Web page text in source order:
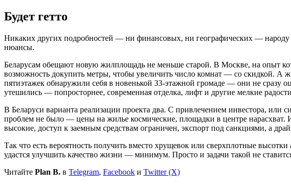
Будет гетто
Никаких других подробностей — ни финансовых, ни географических —
нюансы.
Беларусам обещают новую жилплощадь не меньше старой. В Москве, на опыт
возможность докупить метры, чтобы увеличить число комнат — со скидкой.
пятиэтажек обнаружили себя в новенькой 33-этажной громаде — они не сразу
утешились — попросторнее, современная отделка, лифт и другие мелкие
В Беларуси варианта реализации проекта два. С привлечением инвестора,
проблем не было — цены на жилье космические, площадки в центре
высокие, доступ к заемным средствам ограничен, экспорт под санкциями, а
Так что есть вероятность получить вместо хрущевок или сверхплотные
удастся улучшить качество жизни — минимум. Просто и задачи такой не
Читайте Plan B. в Telegram, Facebook и Twitter (X)